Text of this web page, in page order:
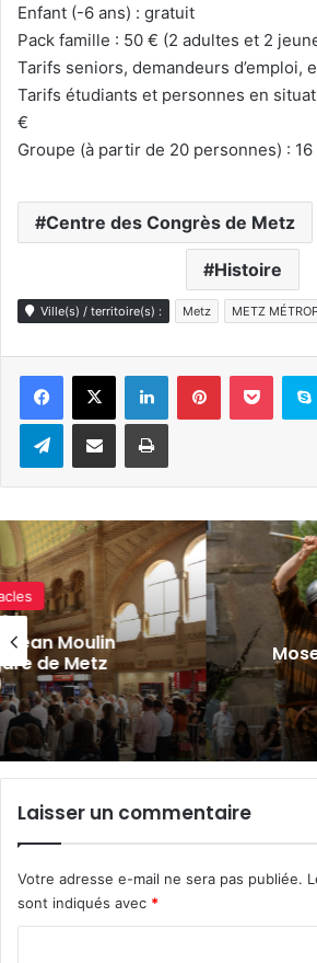
Enfant (-6 ans) : gratuit
Pack famille : 50 € (2 adultes et 2
Tarifs seniors, demandeurs d’emploi,
Tarifs étudiants et personnes en
€
Groupe (à partir de 20 personnes) :
Centre des Congrès de Metz
Histoire
Ville(s) / territoire(s) : Metz METZ
LinkedinPinterest
TelegramPartager par e-mail Imprimer
Moselle : la
au 5 et
Laisser un commentaire
Votre adresse e-mail ne sera pas publiée.
sont indiqués avec *